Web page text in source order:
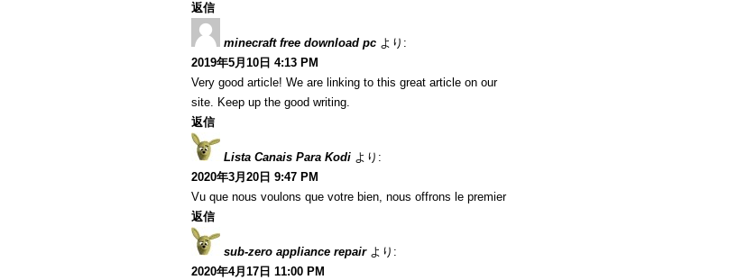
返信
minecraft free download pc より:
2019年5月10日 4:13 PM
Very good article! We are linking to this great article on our
site. Keep up the good writing.
返信
Lista Canais Para Kodi より:
2020年3月20日 9:47 PM
Vu que nous voulons que votre bien, nous offrons le premier
返信
sub-zero appliance repair より:
2020年4月17日 11:00 PM